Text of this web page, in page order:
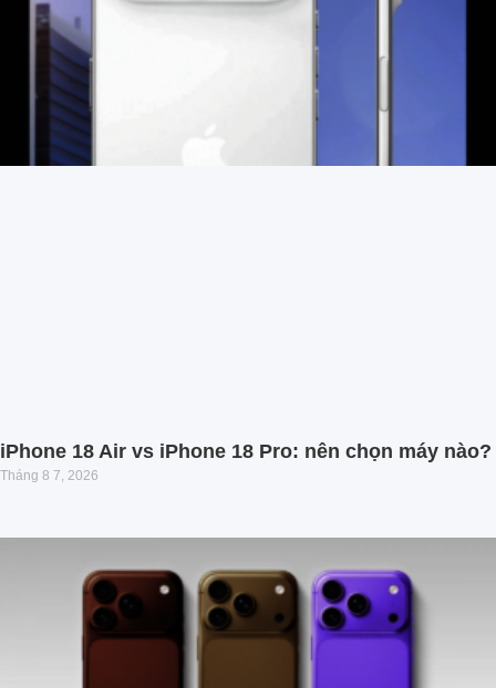
iPhone 18 Air vs iPhone 18 Pro: nên chọn máy nào?
Tháng 8 7, 2026